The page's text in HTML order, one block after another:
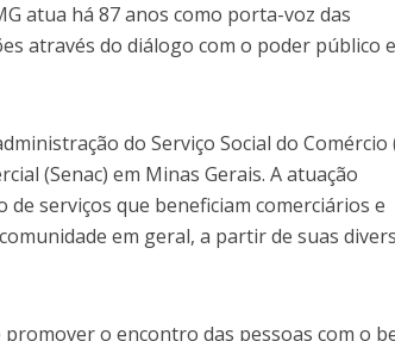
atua há 87 anos como porta-voz das
através do diálogo com o poder público
do Serviço Social do Comércio
(Senac) em Minas Gerais. A atuação
serviços que beneficiam comerciários e
em geral, a partir de suas
promover o encontro das pessoas com o